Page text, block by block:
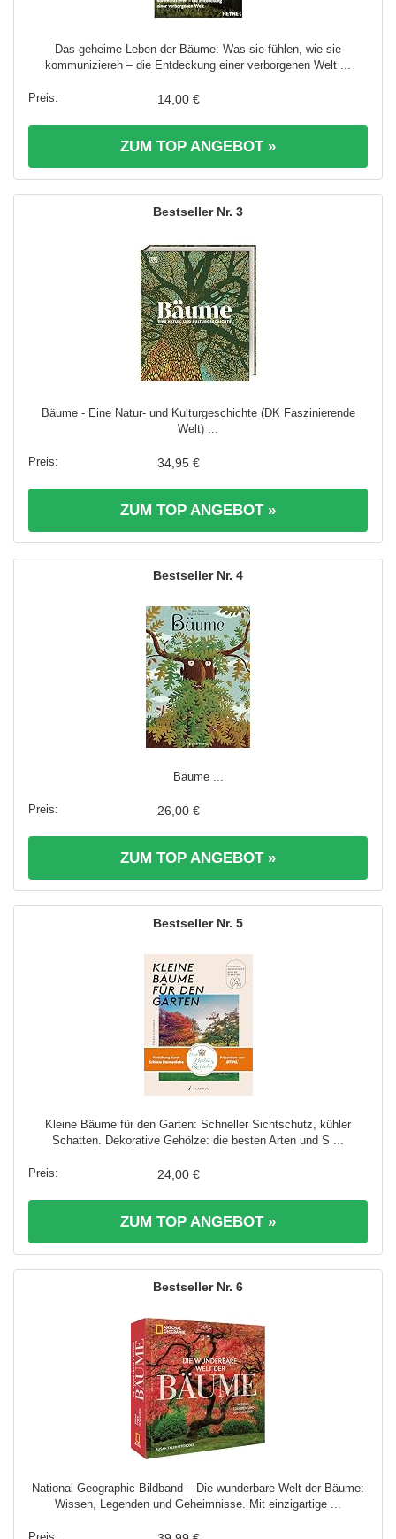
Das geheime Leben der Bäume: Was sie fühlen, wie sie
kommunizieren – die Entdeckung einer verborgenen Welt ...
14,00 €
ZUM TOP ANGEBOT »
3
Bäume - Eine Natur- und Kulturgeschichte (DK Faszinierende
Welt) ...
34,95 €
ZUM TOP ANGEBOT »
4
Bäume ...
26,00 €
ZUM TOP ANGEBOT »
5
Kleine Bäume für den Garten: Schneller Sichtschutz, kühler
Schatten. Dekorative Gehölze: die besten Arten und S ...
24,00 €
ZUM TOP ANGEBOT »
6
National Geographic Bildband – Die wunderbare Welt der Bäume:
Wissen, Legenden und Geheimnisse. Mit einzigartige ...